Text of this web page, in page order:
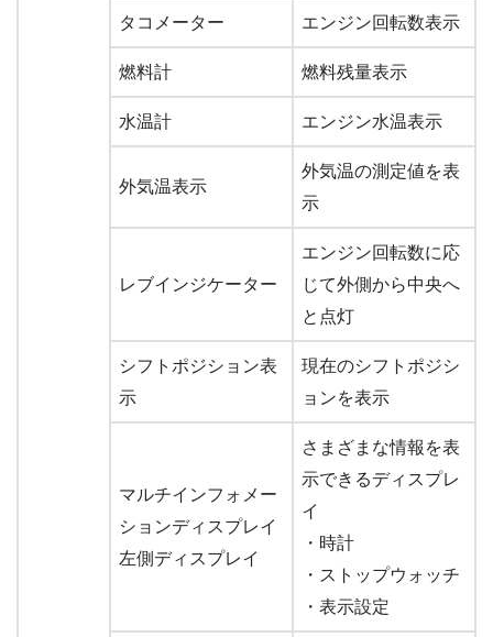
タコメーター エンジン回転数表示
燃料計 燃料残量表示
水温計 エンジン水温表示
外気温表示
外気温の測定値を表
示
レブインジケーター
エンジン回転数に応
じて外側から中央へ
と点灯
シフトポジション表
示
現在のシフトポジシ
ョンを表示
マルチインフォメー
ションディスプレイ
左側ディスプレイ
さまざまな情報を表
示できるディスプレ
イ
・時計
・ストップウォッチ
・表示設定